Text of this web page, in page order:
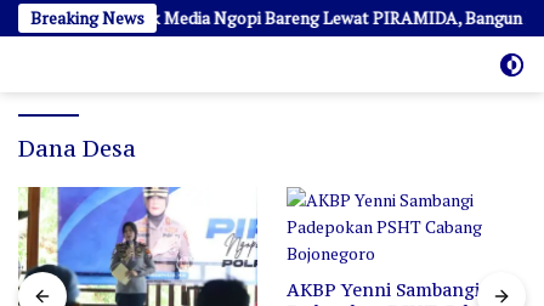
Langsung
ke
Breaking News
Diarty Ajak Awak Media Ngopi Bareng Lewat PIRAMIDA, Bangun
Dana Desa
AKBP Yenni Sambangi
AKBP Yenni Diarty